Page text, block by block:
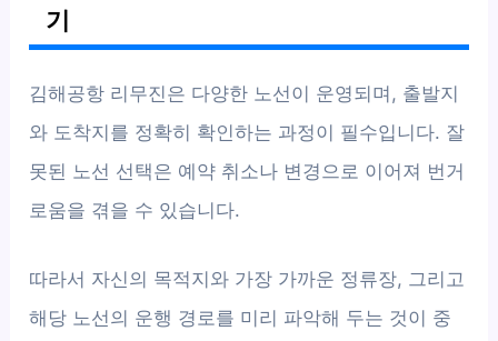
기
김해공항 리무진은 다양한 노선이 운영되며, 출발지
와 도착지를 정확히 확인하는 과정이 필수입니다. 잘
못된 노선 선택은 예약 취소나 변경으로 이어져 번거
로움을 겪을 수 있습니다.
따라서 자신의 목적지와 가장 가까운 정류장, 그리고
해당 노선의 운행 경로를 미리 파악해 두는 것이 중